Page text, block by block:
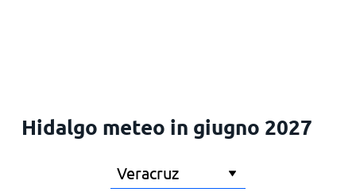
Hidalgo meteo in giugno 2027